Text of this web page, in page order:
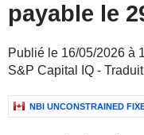
payable le
Publié le 16/05/2026 à
S&P Capital IQ -
NBI UNCONSTRAINED